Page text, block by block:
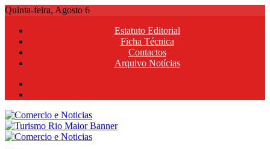
Skip
content
Quinta-feira, Agosto 6
Estatuto Editorial
Ficha Técnica
Contactos
Arquivo Notícias
Comercio e Noticias
Notícias e Publicidade Online